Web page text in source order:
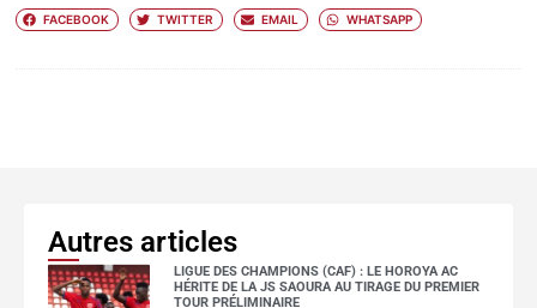
FACEBOOK TWITTER EMAIL WHATSAPP
Autres articles
LIGUE DES CHAMPIONS (CAF) : LE HOROYA AC
HÉRITE DE LA JS SAOURA AU TIRAGE DU PREMIER
TOUR PRÉLIMINAIRE